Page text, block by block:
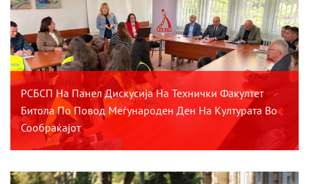
РСБСП На Панел Дискусија На Технички Факултет
Битола По Повод Меѓународен Ден На Културата Во
Сообраќајот